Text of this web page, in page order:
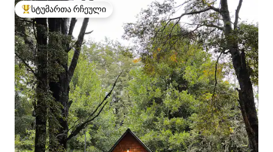
სტუმართა რჩეული მოწინავე ვარიანტი
სტუმართა რჩეული